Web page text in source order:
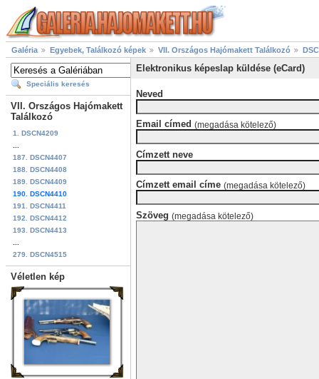
Galéria Egyebek, Találkozó képek VII. Országos Hajómakett Találkozó
Speciális keresés
VII. Országos Hajómakett
Találkozó
1. DSCN4209
187. DSCN4407
188. DSCN4408
189. DSCN4409
190. DSCN4410
191. DSCN4411
192. DSCN4412
193. DSCN4413
279. DSCN4515
Véletlen kép
Elektronikus képeslap küldése (eCard)
Neved
Email címed (megadása kötelező)
Címzett neve
Címzett email címe (megadása kötelező)
Szöveg (megadása kötelező)